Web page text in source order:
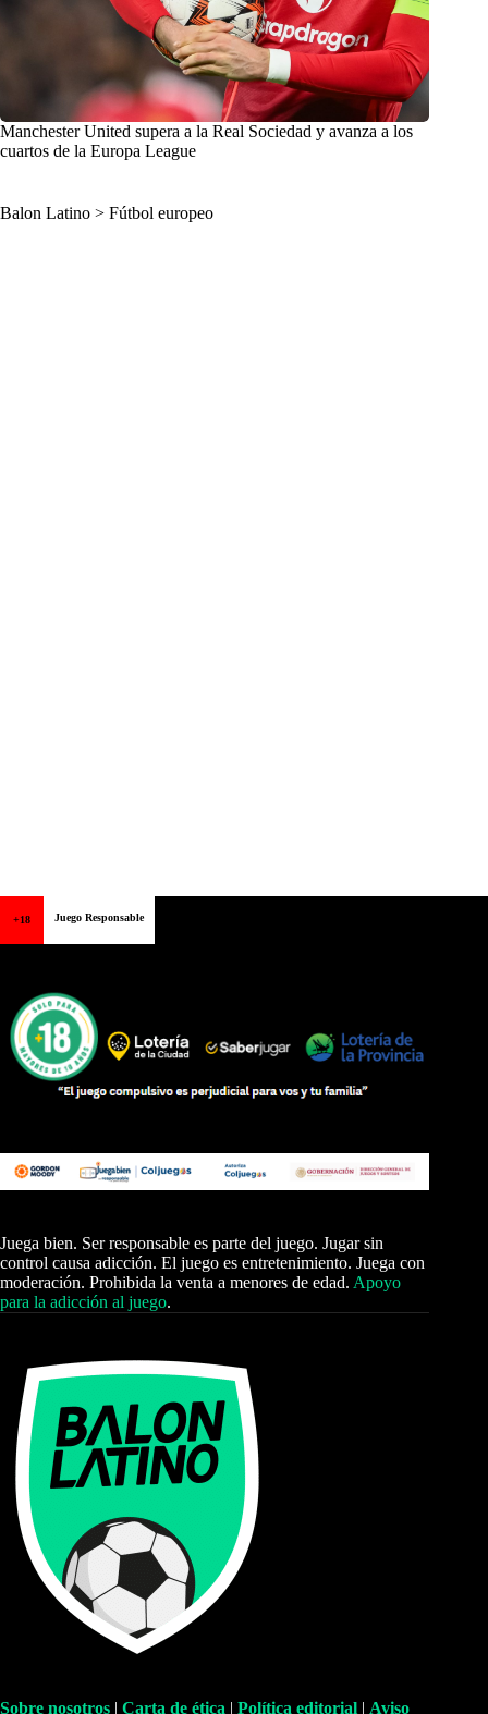
Manchester United supera a la Real Sociedad y avanza a los
cuartos de la Europa League
Balon Latino > Fútbol europeo
+18 Juego Responsable
Juega bien. Ser responsable es parte del juego. Jugar sin
control causa adicción. El juego es entretenimiento. Juega con
moderación. Prohibida la venta a menores de edad. Apoyo
para la adicción al juego.
Sobre nosotros | Carta de ética | Política editorial | Aviso